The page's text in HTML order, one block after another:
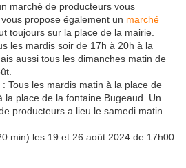
marché de producteurs vous
propose également un marché
toujours sur la place de la mairie.
les mardis soir de 17h à 20h à la
aussi tous les dimanches matin de
: Tous les mardis matin à la place de
la place de la fontaine Bugeaud. Un
producteurs a lieu le samedi matin
min) les 19 et 26 août 2024 de 17h00